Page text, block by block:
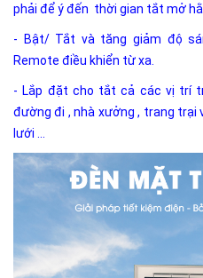
phải để ý đến thời gian tắt mở
- Bật/ Tắt và tăng giảm độ
Remote điều khiển từ xa.
- Lắp đặt cho tắt cả các vị trí
đường đi , nhà xưởng , trang trại
lưới ...